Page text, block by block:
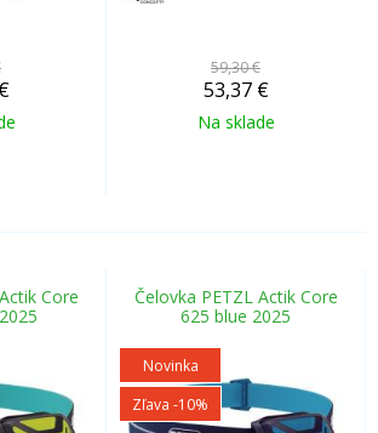
€
59,30 €
53,37 €
Na sklade
Core
Čelovka PETZL Actik Core
625 blue 2025
Novinka
Zľava -10%